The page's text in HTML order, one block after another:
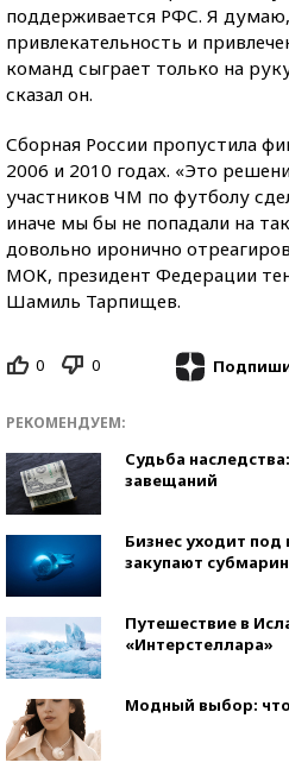
поддерживается РФС. Я
привлекательность и
команд сыграет только на
сказал он.
Сборная России пропустила
2006 и 2010 годах. «Это
участников ЧМ по футболу
иначе мы бы не попадали на
довольно иронично
МОК, президент Федерации
Шамиль Тарпищев.
0 0
РЕКОМЕНДУЕМ:
Судьба
завещаний
Бизнес уходит под
закупают
Путешествие в
«Интерстеллара»
Модный выбор: что